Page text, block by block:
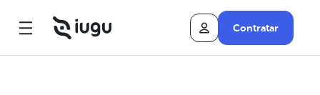
Contratar